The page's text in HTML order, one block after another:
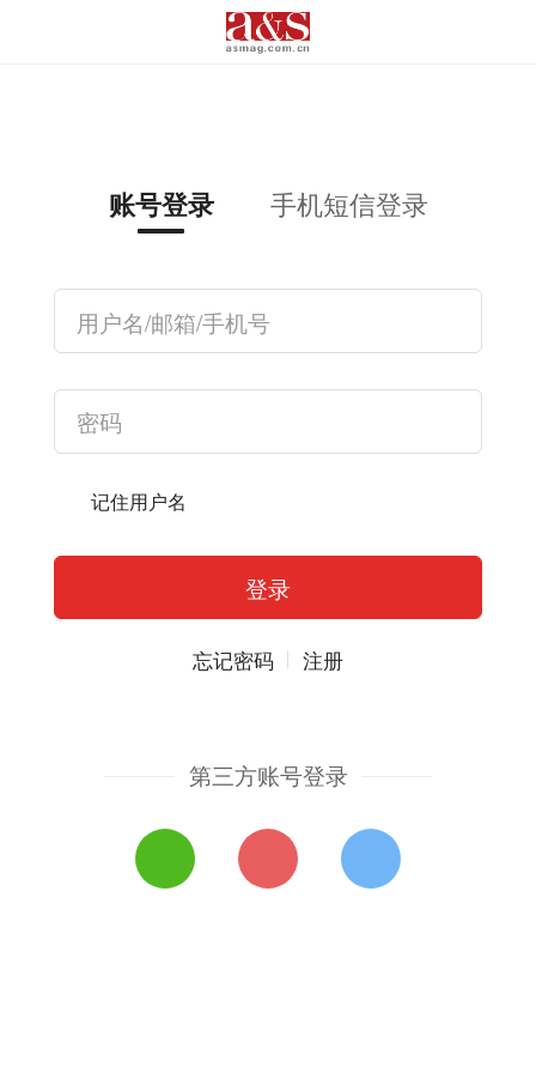
账号登录 手机短信登录
记住用户名
忘记密码 注册
第三方账号登录